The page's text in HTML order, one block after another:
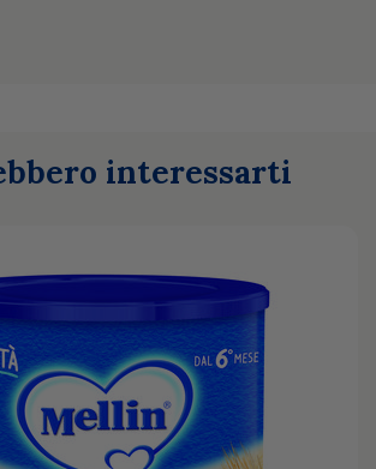
interessarti